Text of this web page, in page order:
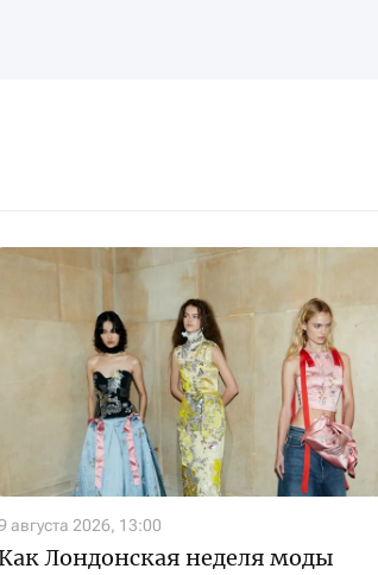
августа 2026, 13:00
Как Лондонская неделя моды